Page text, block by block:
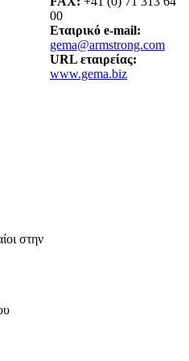
στην
00
Εταιρικό e-mail:
gema@armstrong.com
URL εταιρείας:
www.gema.biz